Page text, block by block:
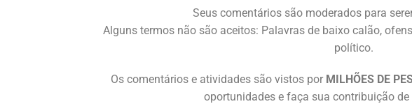
Seus comentários são moderados para
Alguns termos não são aceitos: Palavras de baixo calão,
político.
Os comentários e atividades são vistos por MILHÕES DE
oportunidades e faça sua contribuição